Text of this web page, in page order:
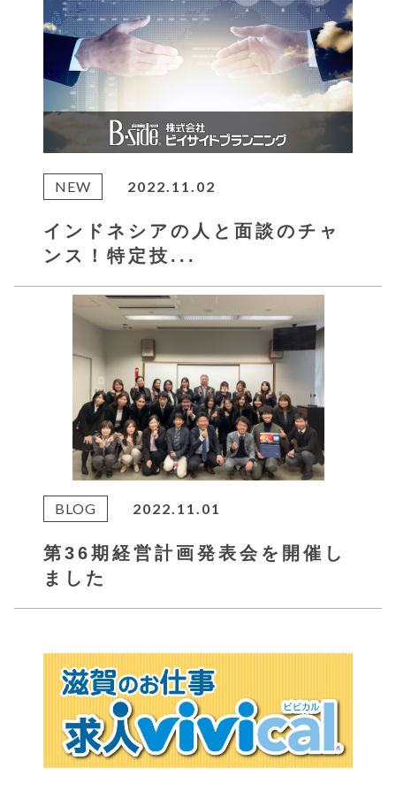
NEW 2022.11.02
インドネシアの人と面談のチャ
ンス！特定技...
BLOG 2022.11.01
第36期経営計画発表会を開催し
ました